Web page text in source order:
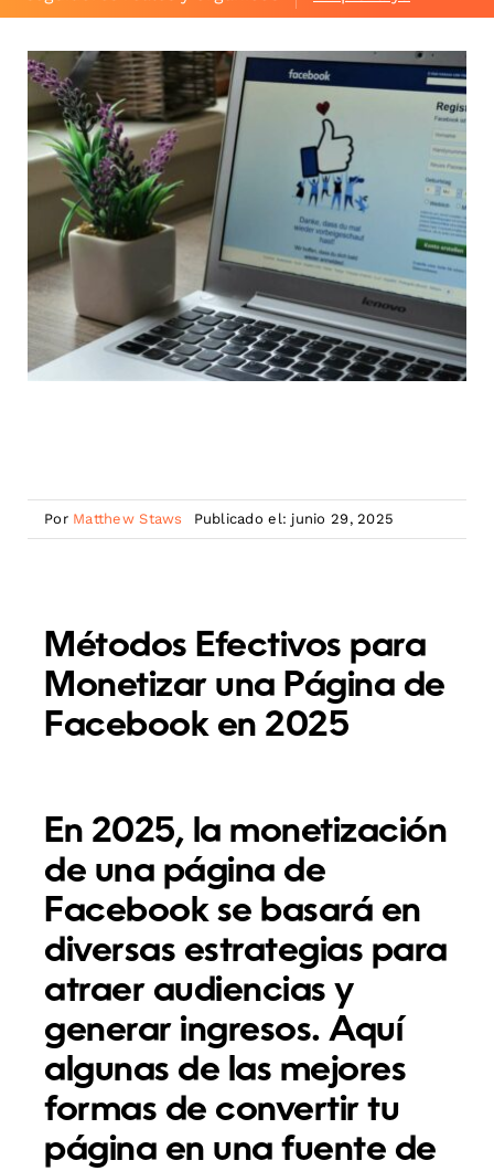
Por Matthew Staws Publicado el: junio 29, 2025
Métodos Efectivos para
Monetizar una Página de
Facebook en 2025
En 2025, la monetización
de una página de
Facebook se basará en
diversas estrategias para
atraer audiencias y
generar ingresos. Aquí
algunas de las mejores
formas de convertir tu
página en una fuente de